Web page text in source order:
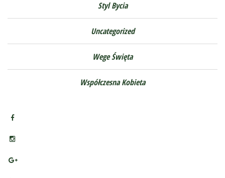
Styl Bycia
Uncategorized
Wege Święta
Współczesna Kobieta